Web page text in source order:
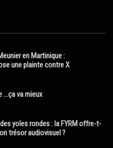
en Martinique :
une plainte contre X
…ça va mieux
yoles rondes : la FYRM offre-t-
trésor audiovisuel ?